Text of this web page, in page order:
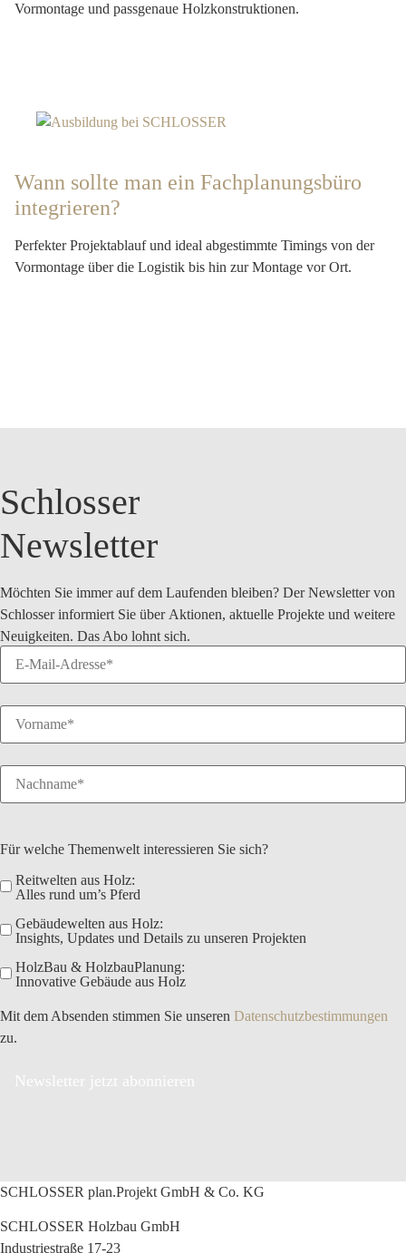
Vormontage und passgenaue Holzkonstruktionen.
Wann sollte man ein Fachplanungsbüro
integrieren?
Perfekter Projektablauf und ideal abgestimmte Timings von der
Vormontage über die Logistik bis hin zur Montage vor Ort.
Schlosser
Newsletter
Möchten Sie immer auf dem Laufenden bleiben? Der Newsletter von
Schlosser informiert Sie über Aktionen, aktuelle Projekte und weitere
Neuigkeiten. Das Abo lohnt sich.
Sie können diesen jederzeit wieder abbestellen.
Für welche Themenwelt interessieren Sie sich?
Reitwelten aus Holz:
Alles rund um’s Pferd
Gebäudewelten aus Holz:
Insights, Updates und Details zu unseren Projekten
HolzBau & HolzbauPlanung:
Innovative Gebäude aus Holz
Mit dem Absenden stimmen Sie unseren Datenschutzbestimmungen
zu.
Newsletter jetzt abonnieren
SCHLOSSER plan.Projekt GmbH & Co. KG
SCHLOSSER Holzbau GmbH
Industriestraße 17-23